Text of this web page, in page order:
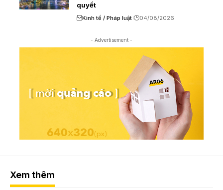
quyết
Kinh tế / Pháp luật 04/08/2026
- Advertisement -
Xem thêm